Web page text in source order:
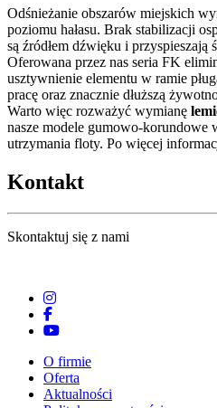
Odśnieżanie obszarów miejskich
poziomu hałasu. Brak stabilizacji
są źródłem dźwięku i przyspieszają
Oferowana przez nas seria FK
usztywnienie elementu w ramie
pracę oraz znacznie dłuższą
Warto więc rozważyć wymianę
nasze modele gumowo-korundowe
utrzymania floty. Po więcej
Kontakt
Skontaktuj się z nami
O firmie
Oferta
Aktualności